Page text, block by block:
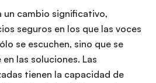
un cambio significativo,
seguros en los que las voces
se escuchen, sino que se
las soluciones. Las
tienen la capacidad de